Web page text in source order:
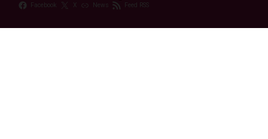
Facebook X News Feed RSS